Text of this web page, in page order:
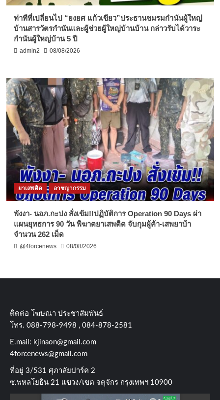
ท่าทีที่เปลี่ยนไป “ยงยศ แก้วเขียว”ประธานชมรมกำนันผู้ใหญ่
บ้านสารวัตรกำนันและผู้ช่วยผู้ใหญ่บ้านบ้าน กล่าวรับได้วาระ
กำนันผู้ใหญ่บ้าน 5 ปี
admin2 08/08/2026
ยาเสพติด อาชญากรรม
พังงา- นอภ.กะปง สั่งเข้ม!!ปฏิบัติการ Operation 90 Days ผ่า
แผนยุทธการ 90 วัน พิฆาตยาเสพติด จับกุมผู้ค้า-เสพยาบ้า
จำนวน 262 เม็ด
@4forcenews 08/08/2026
ติดต่อ​ โฆษณา​ ประชาสัมพันธ์
โทร​. 088-798-9498 , 084-878-2581
E.mail: kjinaon@gmail.com
4forcenews@gmail.com
ที่อยู่​ 3/531​ ศุภาลัยปาร์ค​ 2
ซ.พหลโยธิน​ 21​ แขวง/เขต​ จตุจักร​ กรุงเทพฯ 10900